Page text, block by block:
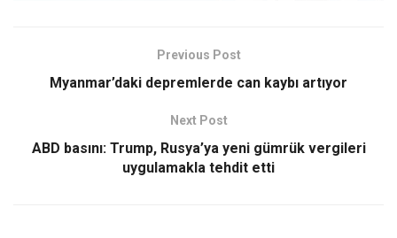
Previous Post
Myanmar’daki depremlerde can kaybı artıyor
Next Post
ABD basını: Trump, Rusya’ya yeni gümrük vergileri
uygulamakla tehdit etti